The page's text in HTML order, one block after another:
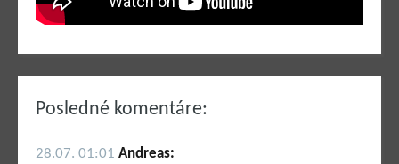
Posledné komentáre:
28.07. 01:01 Andreas: